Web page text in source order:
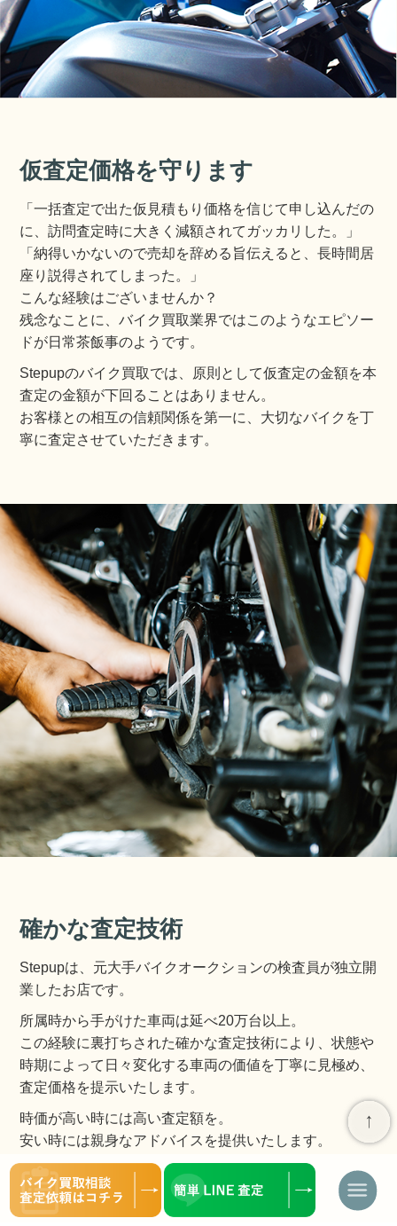
仮査定価格を守ります
「一括査定で出た仮見積もり価格を信じて申し込んだの
に、訪問査定時に大きく減額されてガッカリした。」
「納得いかないので売却を辞める旨伝えると、長時間居
座り説得されてしまった。」
こんな経験はございませんか？
残念なことに、バイク買取業界ではこのようなエピソー
ドが日常茶飯事のようです。
Stepupのバイク買取では、原則として仮査定の金額を本
査定の金額が下回ることはありません。
お客様との相互の信頼関係を第一に、大切なバイクを丁
寧に査定させていただきます。
確かな査定技術
Stepupは、元大手バイクオークションの検査員が独立開
業したお店です。
所属時から手がけた車両は延べ20万台以上。
この経験に裏打ちされた確かな査定技術により、状態や
時期によって日々変化する車両の価値を丁寧に見極め、
査定価格を提示いたします。
時価が高い時には高い査定額を。
安い時には親身なアドバイスを提供いたします。